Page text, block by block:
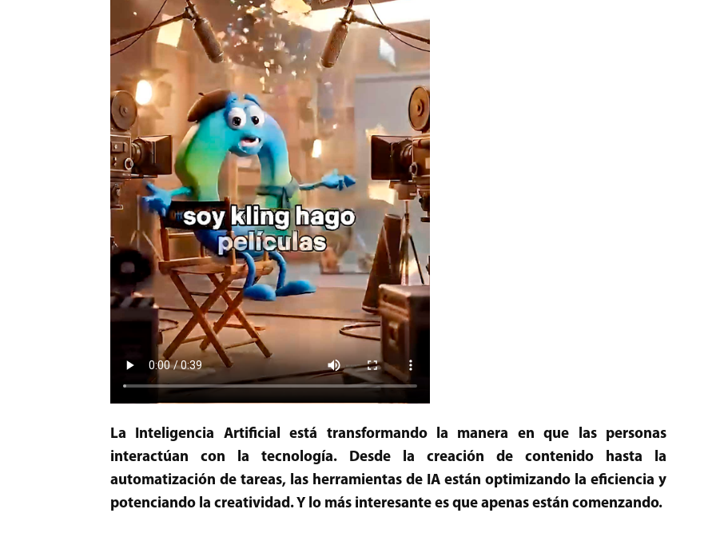
La Inteligencia Artificial está transformando la manera en que las personas
interactúan con la tecnología. Desde la creación de contenido hasta la
automatización de tareas, las herramientas de IA están optimizando la eficiencia y
potenciando la creatividad. Y lo más interesante es que apenas están comenzando.